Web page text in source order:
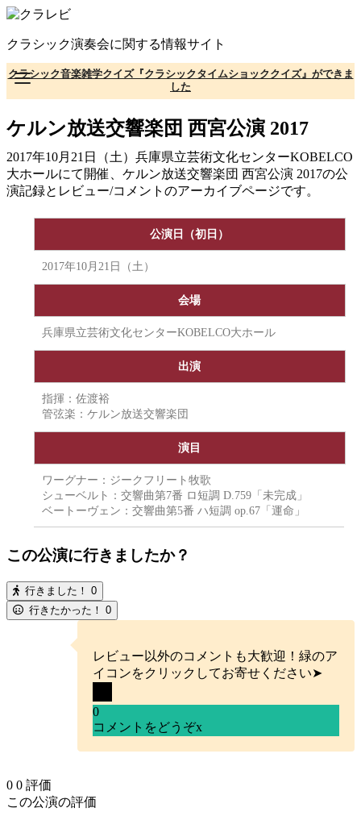
コ
テ
ン
ツ
へ
動
クラシック演奏会に関する情報サイト
クラシック音楽雑学クイズ『クラシックタイムショッククイズ』ができま
した
ケルン放送交響楽団 西宮公演 2017
2017年10月21日（土）兵庫県立芸術文化センターKOBELCO
大ホールにて開催、ケルン放送交響楽団 西宮公演 2017の公
演記録とレビュー/コメントのアーカイブページです。
公演日（初日）
2017年10月21日（土）
会場
兵庫県立芸術文化センターKOBELCO大ホール
出演
指揮：佐渡裕
管弦楽：ケルン放送交響楽団
演目
ワーグナー：ジークフリート牧歌
シューベルト：交響曲第7番 ロ短調 D.759「未完成」
ベートーヴェン：交響曲第5番 ハ短調 op.67「運命」
この公演に行きましたか？
行きました！ 0
行きたかった！ 0
レビュー以外のコメントも大歓迎！緑のア
イコンをクリックしてお寄せください➤
0
コメントをどうぞx
0 0 評価
この公演の評価